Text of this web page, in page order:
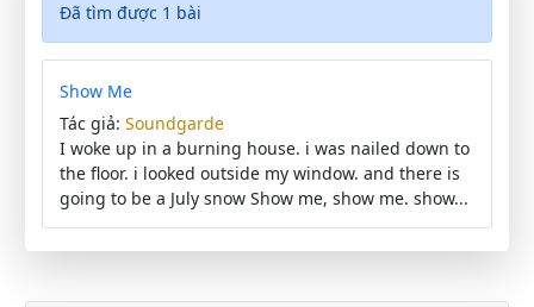
Đã tìm được 1 bài
Show Me
Tác giả: Soundgarde
I woke up in a burning house. i was nailed down to
the floor. i looked outside my window. and there is
going to be a July snow Show me, show me. show...